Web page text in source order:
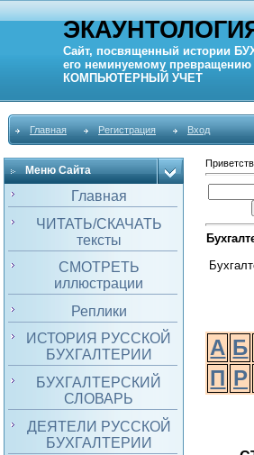
Сайт, посвященный истории
его неминуемому превращению
КОМПЬЮТЕРНЫЙ УЧЕТ
Главная Регистрация Вход
Меню Сайта
Главная
ЧИТАТЬ/СКАЧАТЬ
тексты
СМОТРЕТЬ
иллюстрации
Реплики
ИСТОРИЯ РУССКОЙ
БУХГАЛТЕРИИ
БУХГАЛТЕРСКИЙ
СЛОВАРЬ
ДЕЯТЕЛИ РУССКОЙ
БУХГАЛТЕРИИ
А Б
П Р